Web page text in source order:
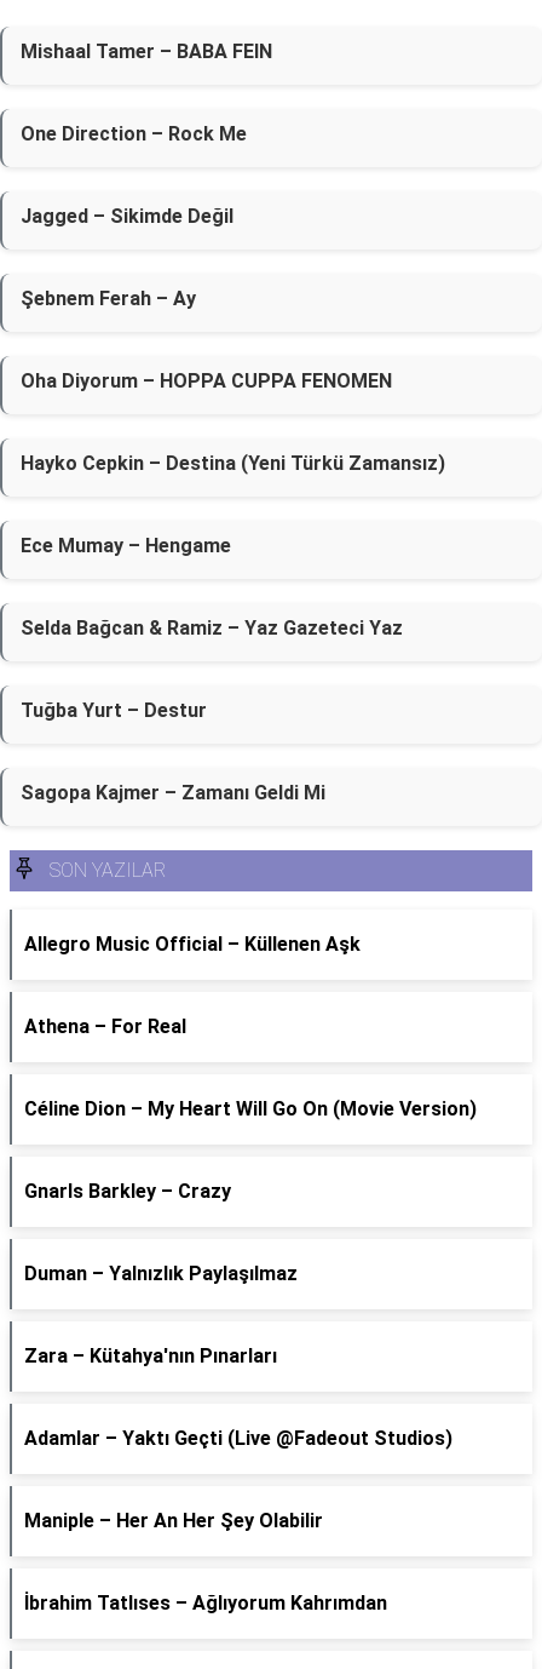
Mishaal Tamer – BABA FEIN
One Direction – Rock Me
Jagged – Sikimde Değil
Şebnem Ferah – Ay
Oha Diyorum – HOPPA CUPPA FENOMEN
Hayko Cepkin – Destina (Yeni Türkü Zamansız)
Ece Mumay – Hengame
Selda Bağcan & Ramiz – Yaz Gazeteci Yaz
Tuğba Yurt – Destur
Sagopa Kajmer – Zamanı Geldi Mi
SON YAZILAR
Allegro Music Official – Küllenen Aşk
Athena – For Real
Céline Dion – My Heart Will Go On (Movie Version)
Gnarls Barkley – Crazy
Duman – Yalnızlık Paylaşılmaz
Zara – Kütahya'nın Pınarları
Adamlar – Yaktı Geçti (Live @Fadeout Studios)
Maniple – Her An Her Şey Olabilir
İbrahim Tatlıses – Ağlıyorum Kahrımdan